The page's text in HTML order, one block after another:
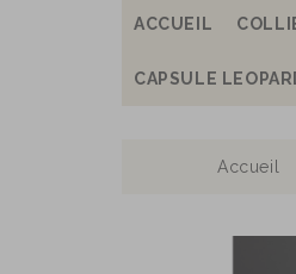
ACCUEIL
CAPSULE
Accueil